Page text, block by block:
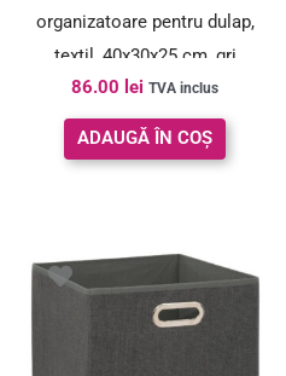
organizatoare pentru dulap,
textil, 40x30x25 cm, gri
86.00 lei TVA inclus
ADAUGĂ ÎN COȘ